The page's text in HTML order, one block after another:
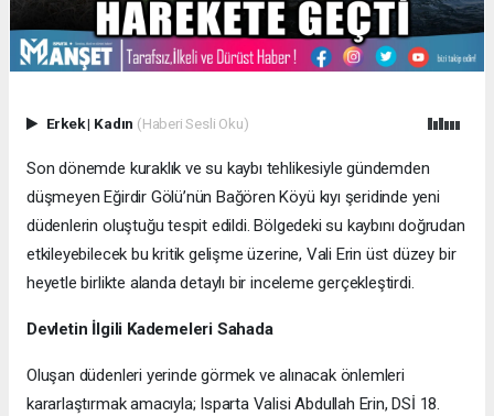
Erkek| Kadın (Haberi Sesli Oku)
​Son dönemde kuraklık ve su kaybı tehlikesiyle gündemden
düşmeyen Eğirdir Gölü’nün Bağören Köyü kıyı şeridinde yeni
düdenlerin oluştuğu tespit edildi. Bölgedeki su kaybını doğrudan
etkileyebilecek bu kritik gelişme üzerine, Vali Erin üst düzey bir
heyetle birlikte alanda detaylı bir inceleme gerçekleştirdi.
​Devletin İlgili Kademeleri Sahada
​Oluşan düdenleri yerinde görmek ve alınacak önlemleri
kararlaştırmak amacıyla; Isparta Valisi Abdullah Erin, DSİ 18.